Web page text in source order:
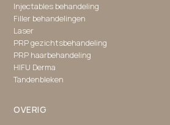
Injectables behandeling
Filler behandelingen
Laser
PRP gezichtsbehandeling
PRP haarbehandeling
HIFU Derma
Tandenbleken
OVERIG